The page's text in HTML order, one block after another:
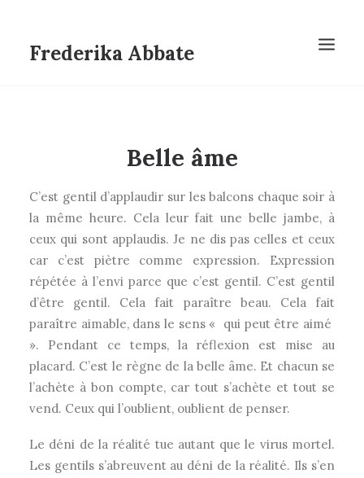
Frederika Abbate
Belle âme
C’est gentil d’applaudir sur les balcons chaque soir à
la même heure. Cela leur fait une belle jambe, à
ceux qui sont applaudis. Je ne dis pas celles et ceux
car c’est piètre comme expression. Expression
répétée à l’envi parce que c’est gentil. C’est gentil
d’être gentil. Cela fait paraître beau. Cela fait
paraître aimable, dans le sens « qui peut être aimé
». Pendant ce temps, la réflexion est mise au
placard. C’est le règne de la belle âme. Et chacun se
l’achète à bon compte, car tout s’achète et tout se
vend. Ceux qui l’oublient, oublient de penser.
Le déni de la réalité tue autant que le virus mortel.
Les gentils s’abreuvent au déni de la réalité. Ils s’en